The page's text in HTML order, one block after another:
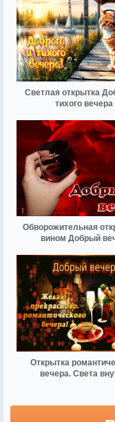
Светлая открытка
тихого вечера
Обворожительная
вином Добрый
Открытка
вечера. Света